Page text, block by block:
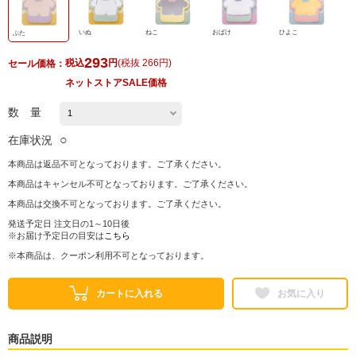
ぶた いぬ ねこ おばけ ひよこ
セール価格： 税込293円(税抜 266円)
ネットストアSALE価格
数 量
在庫状況 ○
本商品は返品不可となっております。ご了承ください。
本商品はキャンセル不可となっております。ご了承ください。
本商品は交換不可となっております。ご了承ください。
発送予定日 注文日の1～10日後
※お届け予定日の目安は こちら
※本商品は、クーポン利用不可となっております。
カートに入れる お気に入り
商品説明